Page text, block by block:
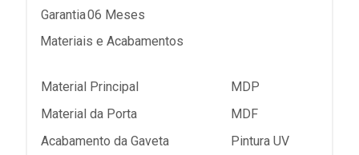
Garantia06 Meses
Materiais e Acabamentos
Material Principal
MDP
Material da Porta
MDF
Acabamento da Gaveta
Pintura UV